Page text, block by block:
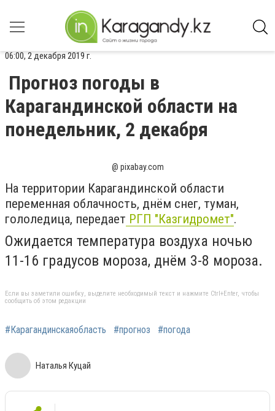
06:00, 2 декабря 2019 г.
Прогноз погоды в
Карагандинской области на
понедельник, 2 декабря
@ pixabay.com
На территории Карагандинской области
переменная облачность, днём снег, туман,
гололедица, передает РГП "Казгидромет".
Ожидается температура воздуха ночью
11-16 градусов мороза, днём 3-8 мороза.
Если вы заметили ошибку, выделите необходимый текст и нажмите Ctrl+Enter, чтобы
сообщить об этом редакции
#Карагандинскаяобласть #прогноз #погода
Наталья Куцай